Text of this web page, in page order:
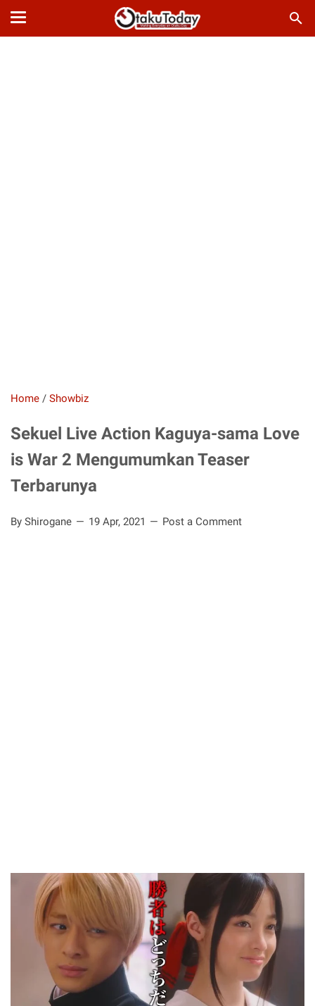
Home / Showbiz
Sekuel Live Action Kaguya-sama Love
is War 2 Mengumumkan Teaser
Terbarunya
By Shirogane 19 Apr, 2021 Post a Comment